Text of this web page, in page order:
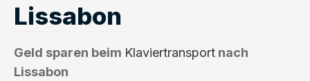
Lissabon
Geld sparen beim Klaviertransport nach
Lissabon